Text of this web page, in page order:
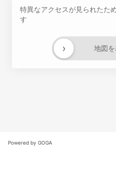
特異なアクセスが見られたた
す
地図
›
Powered by GOGA